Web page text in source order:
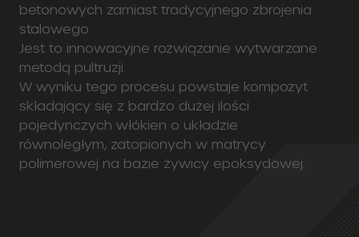
W wyniku tego procesu powstaje kompozyt
składający się z bardzo dużej ilości
pojedynczych włókien o układzie
równoległym, zatopionych w matrycy
polimerowej na bazie żywicy epoksydowej.